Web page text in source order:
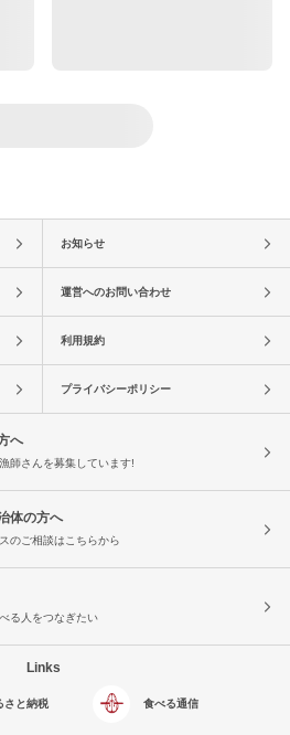
お知らせ
運営へのお問い合わせ
利用規約
プライバシーポリシー
へ
師さんを募集しています!
体の方へ
のご相談はこちらから
る人をつなぎたい
Links
さと納税 食べる通信